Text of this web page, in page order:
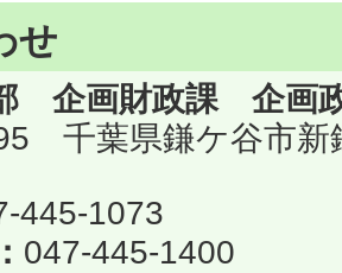
せ
企画財政課 企画
千葉県鎌ケ谷市
445-1073
047-445-1400